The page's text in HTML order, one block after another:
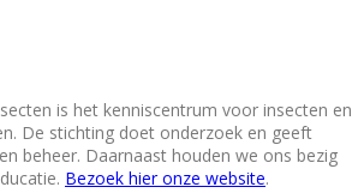
is het kenniscentrum voor insecten en
De stichting doet onderzoek en geeft
beheer. Daarnaast houden we ons bezig
Bezoek hier onze website.